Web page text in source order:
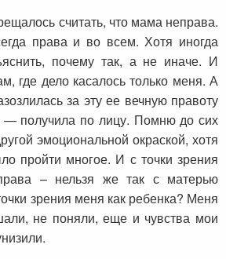
считать, что мама неправа.
права и во всем. Хотя иногда
почему так, а не иначе. И
где дело касалось только меня. А
за эту ее вечную правоту
— получила по лицу. Помню до сих
эмоциональной окраской, хотя
пройти многое. И с точки зрения
– нельзя же так с матерью
зрения меня как ребенка? Меня
не поняли, еще и чувства мои